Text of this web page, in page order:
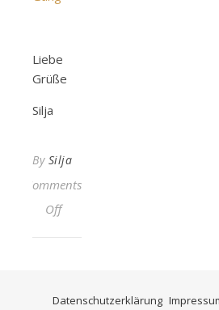
Liebe
Grüße
Silja
By Silja
Comments
Offon Hand Lettering lernen |#2
Datenschutzerklärung